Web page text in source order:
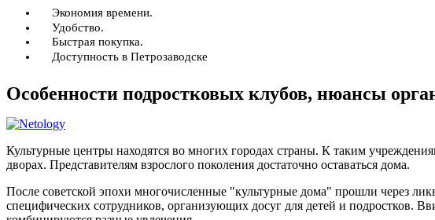
Экономия времени.
Удобство.
Быстрая покупка.
Доступность в Петрозаводске
Особенности подростковых клубов, нюансы
Культурные центры находятся во многих городах страны. К таким
дворах. Представителям взрослого поколения достаточно оставаться дома.
После советской эпохи многочисленные "культурные дома" прошли через
специфических сотрудников, организующих досуг для детей и подростков.